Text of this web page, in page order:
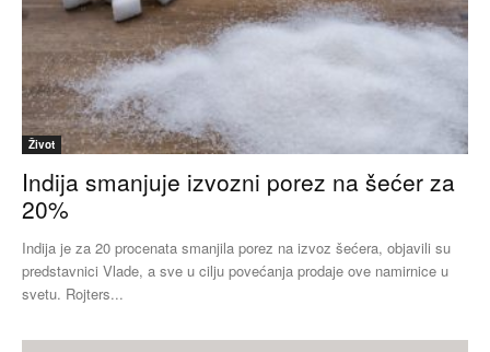
Život
Indija smanjuje izvozni porez na šećer za
20%
Indija je za 20 procenata smanjila porez na izvoz šećera, objavili su
predstavnici Vlade, a sve u cilju povećanja prodaje ove namirnice u
svetu. Rojters...